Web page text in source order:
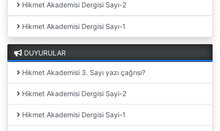
Hikmet Akademisi Dergisi Sayı-2
Hikmet Akademisi Dergisi Sayı-1
DUYURULAR
Hikmet Akademisi 3. Sayı yazı çağrısı?
Hikmet Akademisi Dergisi Sayi-2
Hikmet Akademisi Dergisi Sayi-1